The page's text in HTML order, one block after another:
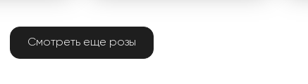
Смотреть еще розы